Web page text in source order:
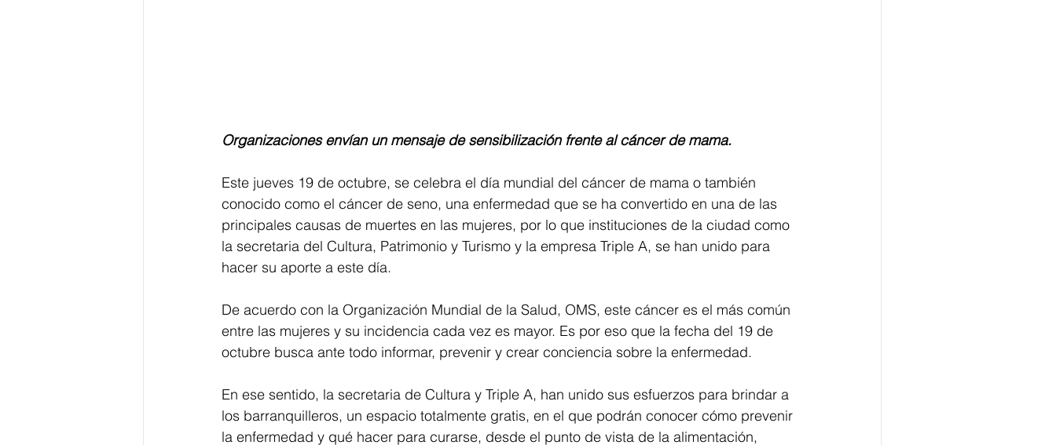
Organizaciones envían un mensaje de sensibilización frente al cáncer de mama.
Este jueves 19 de octubre, se celebra el día mundial del cáncer de mama o también
conocido como el cáncer de seno, una enfermedad que se ha convertido en una de las
principales causas de muertes en las mujeres, por lo que instituciones de la ciudad como
la secretaria del Cultura, Patrimonio y Turismo y la empresa Triple A, se han unido para
hacer su aporte a este día.
De acuerdo con la Organización Mundial de la Salud, OMS, este cáncer es el más común
entre las mujeres y su incidencia cada vez es mayor. Es por eso que la fecha del 19 de
octubre busca ante todo informar, prevenir y crear conciencia sobre la enfermedad.
En ese sentido, la secretaria de Cultura y Triple A, han unido sus esfuerzos para brindar a
los barranquilleros, un espacio totalmente gratis, en el que podrán conocer cómo prevenir
la enfermedad y qué hacer para curarse, desde el punto de vista de la alimentación,